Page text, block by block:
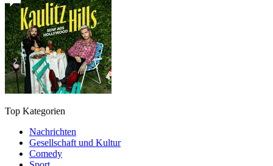
Top Kategorien
Nachrichten
Gesellschaft und Kultur
Comedy